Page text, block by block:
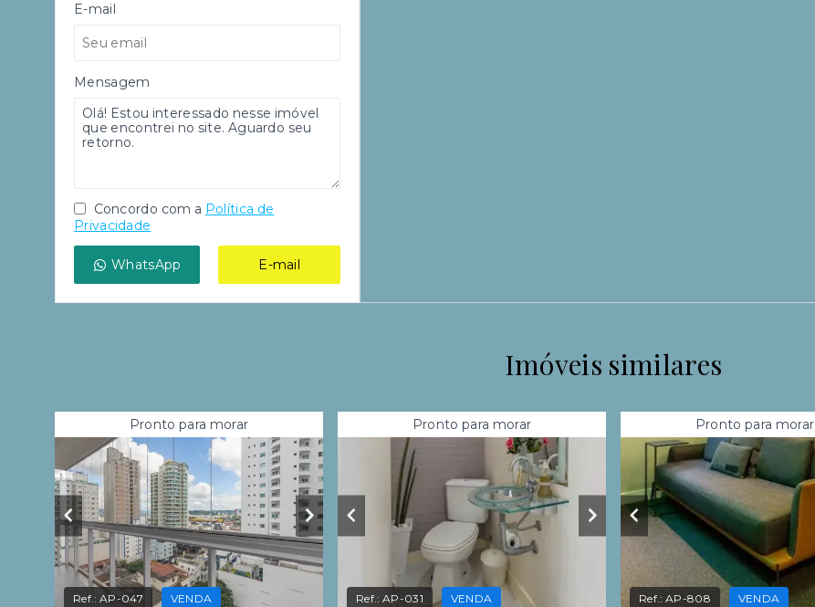
E-mail
Mensagem
Concordo com a Política de
Privacidade
WhatsApp E-mail
Imóveis similares
Pronto para morar
Ref.:AP-047 VENDA
Pronto para morar
Ref.:AP-031 VENDA
Pronto para morar
Ref.:AP-808 VENDA